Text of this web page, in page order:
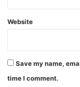
Website
Save my name,
time I comment.